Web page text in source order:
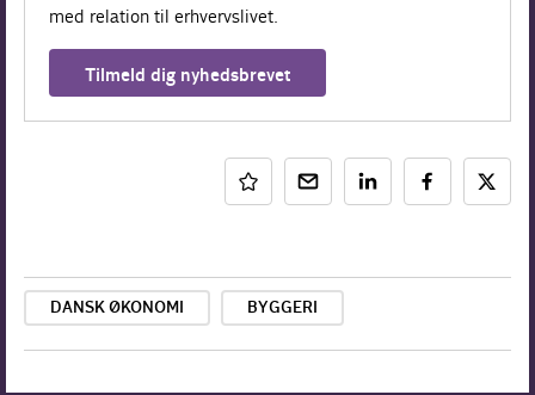
med relation til erhvervslivet.
Tilmeld dig nyhedsbrevet
DANSK ØKONOMI BYGGERI